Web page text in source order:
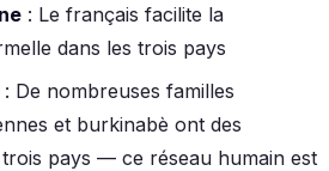
: Le français facilite la
dans les trois pays
: De nombreuses familles
et burkinabè ont des
pays — ce réseau humain est